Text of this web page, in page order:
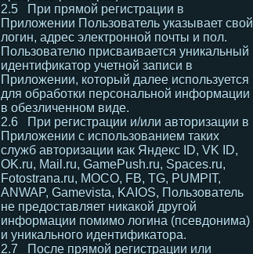
При прямой регистрации в
Приложении Пользователь указывает свой
логин, адрес электронной почты и пол.
Пользователю присваивается уникальный
идентификатор учетной записи в
Приложении, который далее используется
для обработки персональной информации
в обезличенном виде.
При регистрации и/или авторизации в
Приложении с использованием таких
служб авторизации как Яндекс ID, VK ID,
OK.ru, Mail.ru, GamePush.ru, Spaces.ru,
Fotostrana.ru, MOCO, FB, TG, PUMPIT,
ANWAP, Gamevista, KAIOS, Пользователь
не предоставляет никакой другой
информации помимо логина (псевдонима)
и уникального идентификатора.
После прямой регистрации или